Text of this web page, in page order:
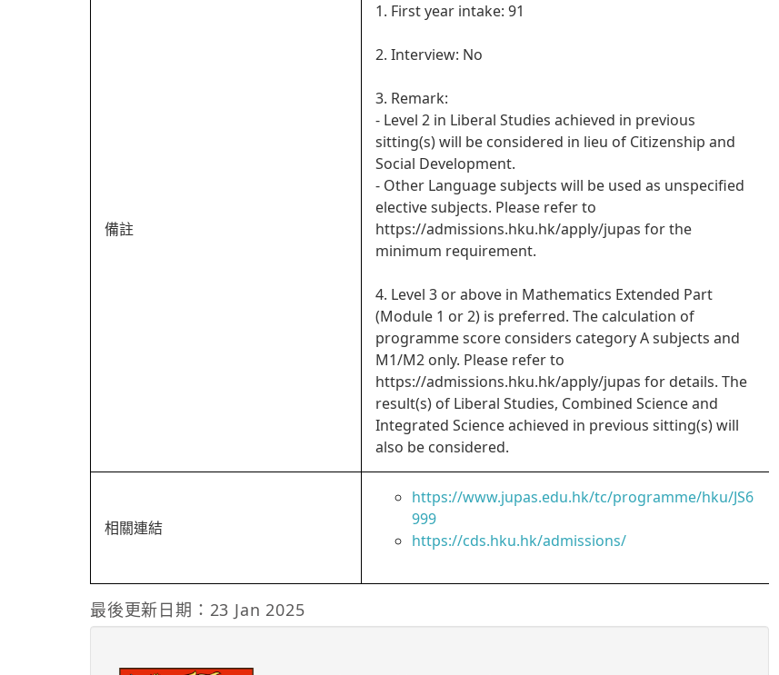
備註
1. First year intake: 91
2. Interview: No
3. Remark:
- Level 2 in Liberal Studies achieved in previous
sitting(s) will be considered in lieu of Citizenship and
Social Development.
- Other Language subjects will be used as unspecified
elective subjects. Please refer to
https://admissions.hku.hk/apply/jupas for the
minimum requirement.
4. Level 3 or above in Mathematics Extended Part
(Module 1 or 2) is preferred. The calculation of
programme score considers category A subjects and
M1/M2 only. Please refer to
https://admissions.hku.hk/apply/jupas for details. The
result(s) of Liberal Studies, Combined Science and
Integrated Science achieved in previous sitting(s) will
also be considered.
相關連結
https://www.jupas.edu.hk/tc/programme/hku/JS6
999
https://cds.hku.hk/admissions/
最後更新日期：23 Jan 2025